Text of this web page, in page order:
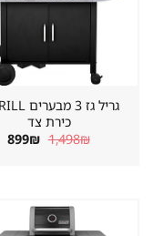
כירת צד
1,498₪ המחיר
899₪